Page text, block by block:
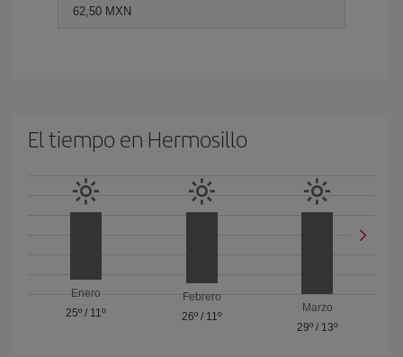
62,50 MXN
El tiempo en Hermosillo
Enero
25º / 11º
Febrero
26º / 11º
Marzo
29º / 13º